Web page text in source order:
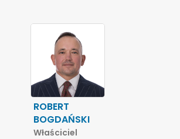
ROBERT
BOGDAŃSKI
Właściciel